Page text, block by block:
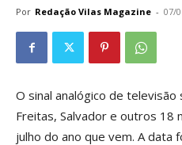
Por Redação Vilas Magazine - 07/
O sinal analógico de
Freitas, Salvador e outros 18
julho do ano que vem. A data